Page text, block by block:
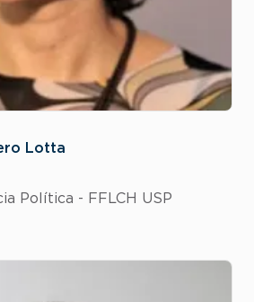
Lotta
Política - FFLCH USP